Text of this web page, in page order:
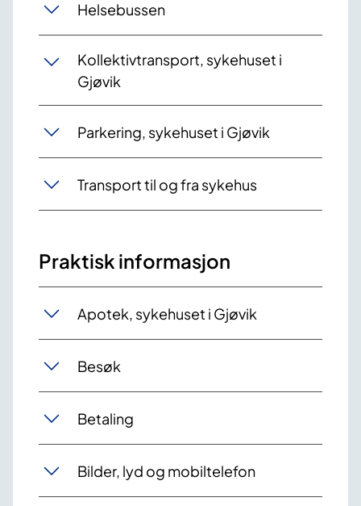
Helsebussen
Kollektivtransport, sykehuset i
Gjøvik
Parkering, sykehuset i Gjøvik
Transport til og fra sykehus
Praktisk informasjon
Apotek, sykehuset i Gjøvik
Besøk
Betaling
Bilder, lyd og mobiltelefon